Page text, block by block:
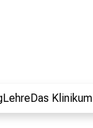
LehreDas Klinikum